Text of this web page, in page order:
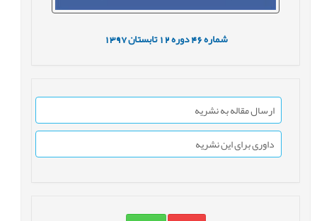
شماره46 دوره12 تابستان1397
ارسال مقاله به نشریه
داوری برای این نشریه